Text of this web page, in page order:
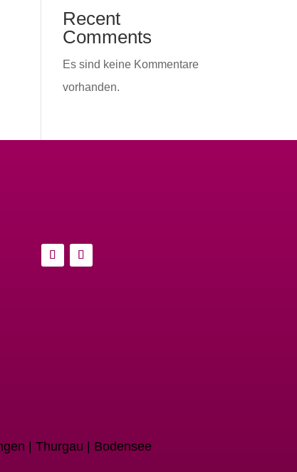
Recent
Comments
Es sind keine Kommentare
vorhanden.
| Thurgau | Bodensee